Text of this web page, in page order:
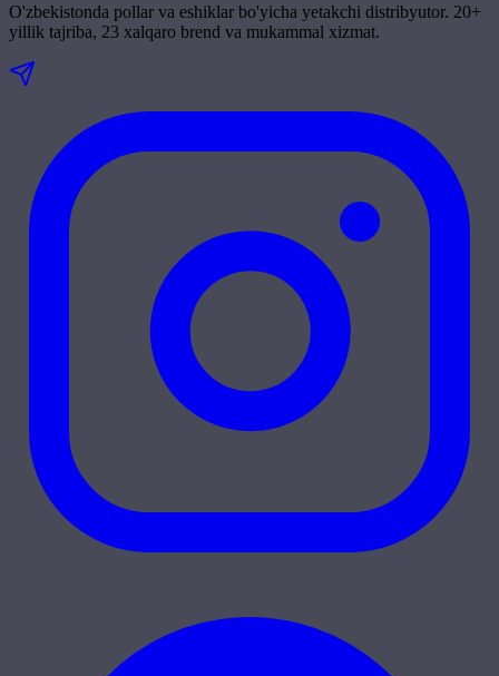
O'zbekistonda pollar va eshiklar bo'yicha yetakchi distribyutor. 20+
yillik tajriba, 23 xalqaro brend va mukammal xizmat.